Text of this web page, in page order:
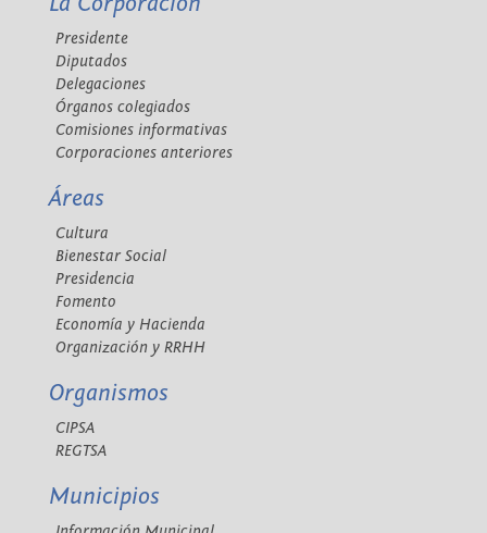
Presidente
Diputados
Delegaciones
Órganos colegiados
Comisiones informativas
Corporaciones anteriores
Áreas
Cultura
Bienestar Social
Presidencia
Fomento
Economía y Hacienda
Organización y RRHH
Organismos
CIPSA
REGTSA
Municipios